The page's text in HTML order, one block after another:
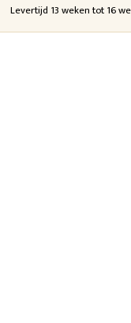
Levertijd 13 weken tot 16